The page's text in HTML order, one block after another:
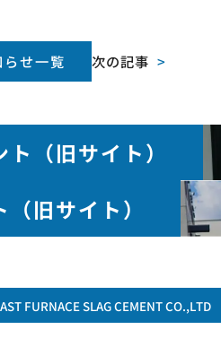
らせ一覧 次の記事 >
（旧サイト）
旧サイト）
FURNACE SLAG CEMENT CO.,LTD